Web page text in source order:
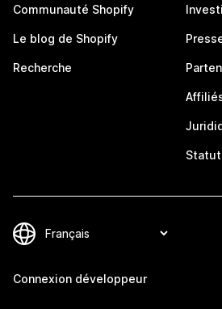
Communauté Shopify
Le blog de Shopify
Recherche
Connexion développeur